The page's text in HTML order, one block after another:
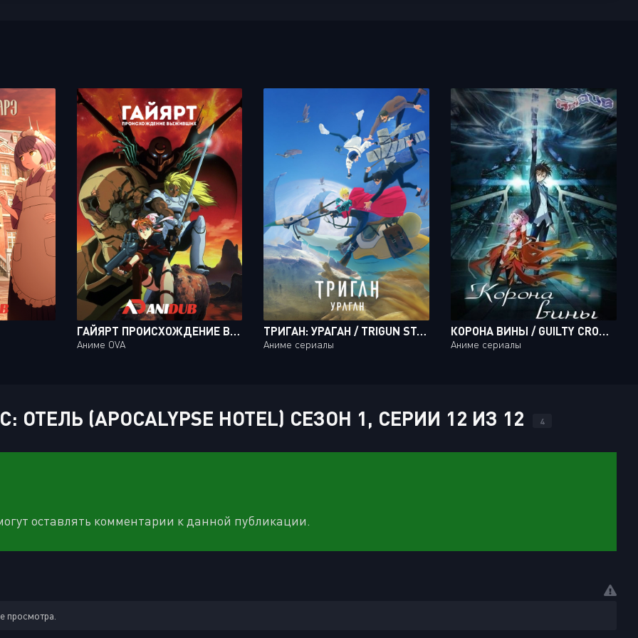
ГАЙЯРТ ПРОИСХОЖДЕНИЕ ВЫЖИВШИХ / SOUSEI KISHI GAIARTH [3 ИЗ 3]
Аниме OVA
ТРИГАН: УРАГАН / TRIGUN STAMPEDE [12 ИЗ 12]
Аниме сериалы
КОРОНА ВИНЫ / GUILTY CROWN [22 ИЗ 22]
Аниме сериалы
(APOCALYPSE HOTEL) СЕЗОН 1, СЕРИИ 12 ИЗ 12 4
оставлять комментарии к данной публикации.
просмотра.